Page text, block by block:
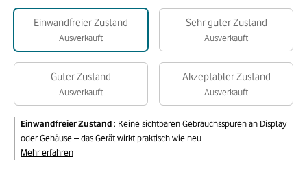
Einwandfreier Zustand
Ausverkauft
Sehr guter Zustand
Ausverkauft
Guter Zustand
Ausverkauft
Akzeptabler Zustand
Ausverkauft
Einwandfreier Zustand: Keine sichtbaren Gebrauchsspuren an Display
oder Gehäuse – das Gerät wirkt praktisch wie neu
Mehr erfahren